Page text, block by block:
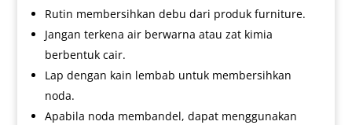
Rutin membersihkan debu dari produk furniture.
Jangan terkena air berwarna atau zat kimia
berbentuk cair.
Lap dengan kain lembab untuk membersihkan
noda.
Apabila noda membandel, dapat menggunakan